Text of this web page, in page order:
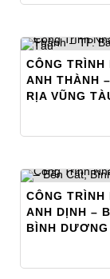
CÔNG TRÌNH
ANH THÀNH
RỊA VŨNG
CÔNG TRÌNH
ANH DỊNH –
BÌNH DƯƠNG